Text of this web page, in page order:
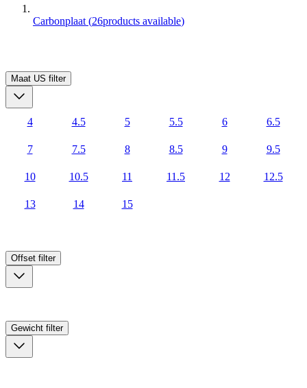
Carbonplaat (26products available)
Maat US filter
4 4.5 5 5.5 6 6.5
7 7.5 8 8.5 9 9.5
10 10.5 11 11.5 12 12.5
13 14 15
Offset filter
Gewicht filter